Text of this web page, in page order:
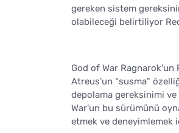
gereken sistem
olabileceği belirtiliyor
God of War
Atreus’un “susma"
depolama gereksinimi
War'un bu sürümünü
etmek ve deneyimlemek